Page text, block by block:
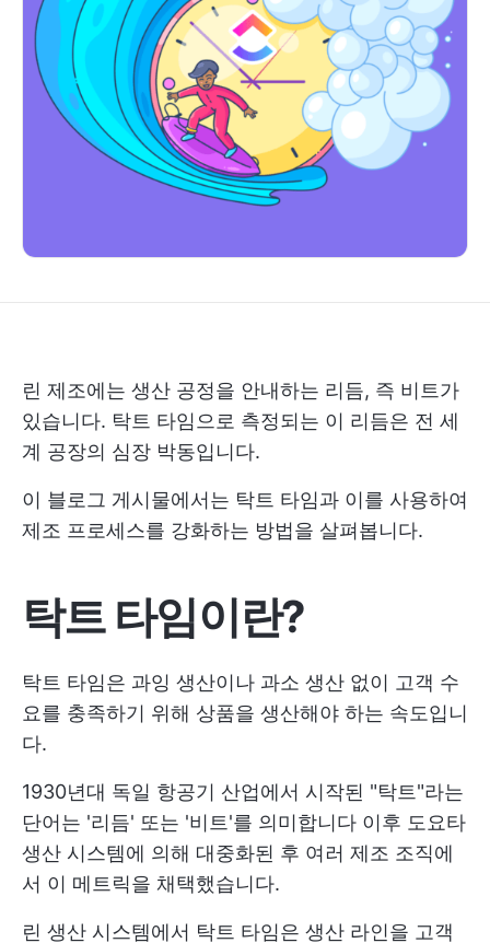
린 제조에는 생산 공정을 안내하는 리듬, 즉 비트가
있습니다. 탁트 타임으로 측정되는 이 리듬은 전 세
계 공장의 심장 박동입니다.
이 블로그 게시물에서는 탁트 타임과 이를 사용하여
제조 프로세스를 강화하는 방법을 살펴봅니다.
탁트 타임이란?
탁트 타임은 과잉 생산이나 과소 생산 없이 고객 수
요를 충족하기 위해 상품을 생산해야 하는 속도입니
다.
1930년대 독일 항공기 산업에서 시작된 "탁트"라는
단어는 '리듬' 또는 '비트'를 의미합니다 이후 도요타
생산 시스템에 의해 대중화된 후 여러 제조 조직에
서 이 메트릭을 채택했습니다.
린 생산 시스템에서 탁트 타임은 생산 라인을 고객